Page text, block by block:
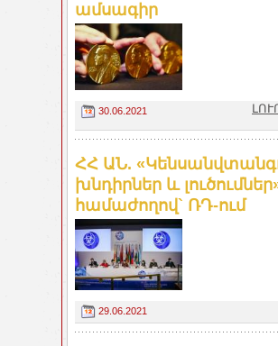
ամսագիր
30.06.2021
ՀՀ ԱՆ.
խնդիրներ և
համաժողով` ՌԴ-ում
29.06.2021